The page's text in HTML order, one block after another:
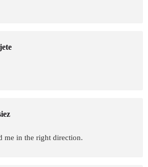
me in the right direction.